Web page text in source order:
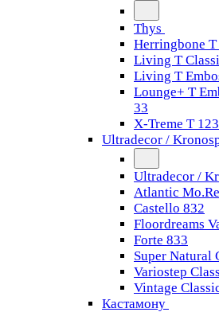
Thys
Herringbone
Living T
Living T
Lounge+ T
33
X-Treme T
Ultradecor /
Ultradecor /
Atlantic
Castello 832
Floordreams
Forte 833
Super Natural
Variostep
Vintage
Кастамону